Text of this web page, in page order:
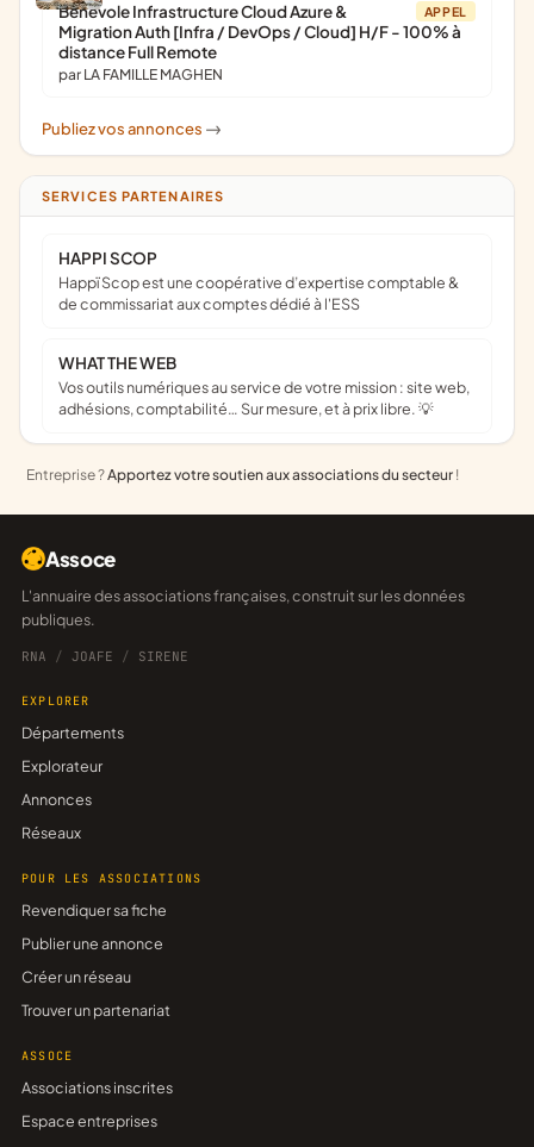
APPEL
Bénévole Infrastructure Cloud Azure &
Migration Auth [Infra / DevOps / Cloud] H/F - 100% à
distance Full Remote
par LA FAMILLE MAGHEN
Publiez vos annonces ->
SERVICES PARTENAIRES
HAPPI SCOP
Happï Scop est une coopérative d’expertise comptable &
de commissariat aux comptes dédié à l'ESS
WHAT THE WEB
Vos outils numériques au service de votre mission : site web,
adhésions, comptabilité… Sur mesure, et à prix libre. 💡
Entreprise ?Apportez votre soutien aux associations du secteur !
Assoce
L'annuaire des associations françaises, construit sur les données
publiques.
RNA / JOAFE / SIRENE
EXPLORER
Départements
Explorateur
Annonces
Réseaux
POUR LES ASSOCIATIONS
Revendiquer sa fiche
Publier une annonce
Créer un réseau
Trouver un partenariat
ASSOCE
Associations inscrites
Espace entreprises